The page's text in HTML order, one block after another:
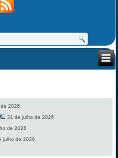
2026
31 de julho de 2026
de 2026
julho de 2026